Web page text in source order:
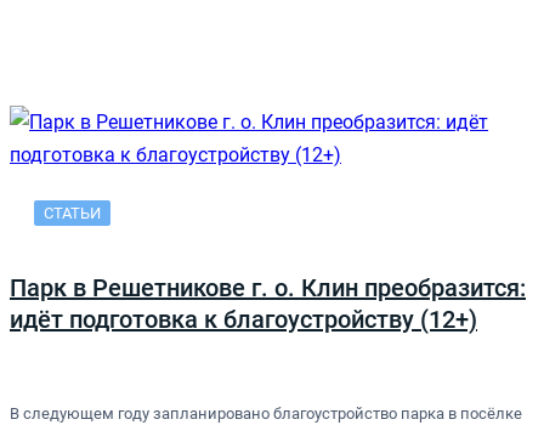
СТАТЬИ
Парк в Решетникове г. о. Клин преобразится:
идёт подготовка к благоустройству (12+)
В следующем году запланировано благоустройство парка в посёлке